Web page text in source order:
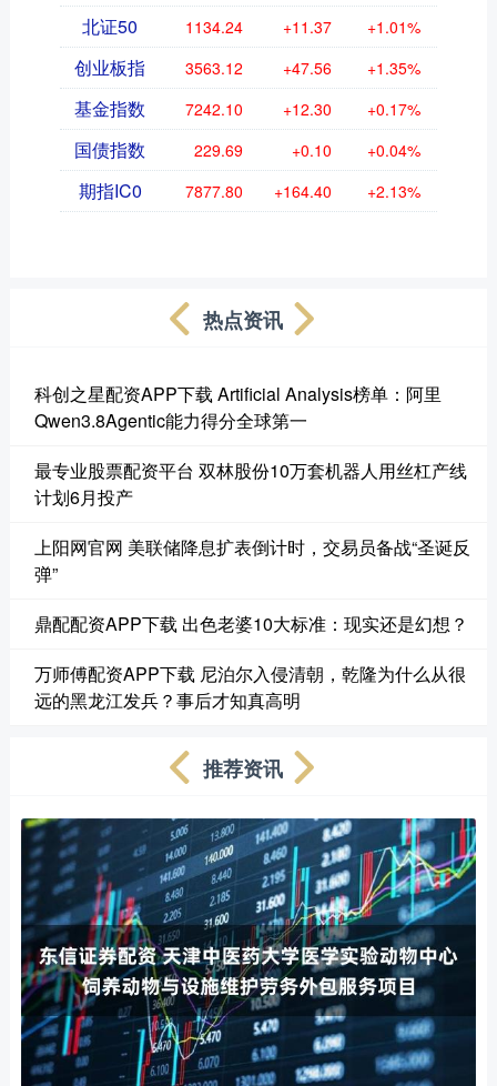
北证50 1134.24 +11.37 +1.01%
创业板指 3563.12 +47.56 +1.35%
基金指数 7242.10 +12.30 +0.17%
国债指数 229.69 +0.10 +0.04%
期指IC0 7877.80 +164.40 +2.13%
热点资讯
科创之星配资APP下载 Artificial Analysis榜单：阿里
Qwen3.8Agentic能力得分全球第一
最专业股票配资平台 双林股份10万套机器人用丝杠产线
计划6月投产
上阳网官网 美联储降息扩表倒计时，交易员备战“圣诞反
弹”
鼎配配资APP下载 出色老婆10大标准：现实还是幻想？
万师傅配资APP下载 尼泊尔入侵清朝，乾隆为什么从很
远的黑龙江发兵？事后才知真高明
推荐资讯